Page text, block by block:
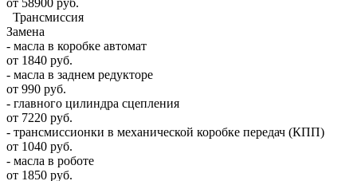
от 58900 руб.
Трансмиссия
Замена
- масла в коробке автомат
от 1840 руб.
- масла в заднем редукторе
от 990 руб.
- главного цилиндра сцепления
от 7220 руб.
- трансмиссионки в механической коробке передач (КПП)
от 1040 руб.
- масла в роботе
от 1850 руб.